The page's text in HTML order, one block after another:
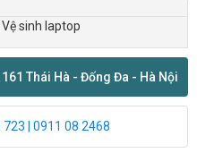
sinh laptop
Thái Hà - Đống Đa - Hà Nội
| 0911 08 2468